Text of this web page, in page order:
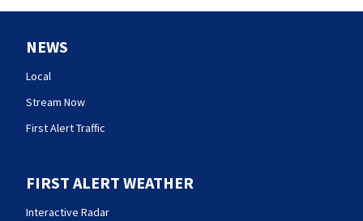
NEWS
Local
Stream Now
First Alert Traffic
FIRST ALERT WEATHER
Interactive Radar